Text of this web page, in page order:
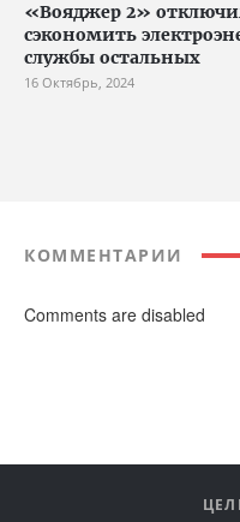
«Вояджер 2»
сэкономить
службы остальных
16 Октябрь, 2024
КОММЕНТАРИИ
Comments are disabled